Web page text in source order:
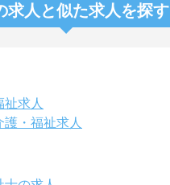
求人と似た求人を探す
求人
・福祉求人